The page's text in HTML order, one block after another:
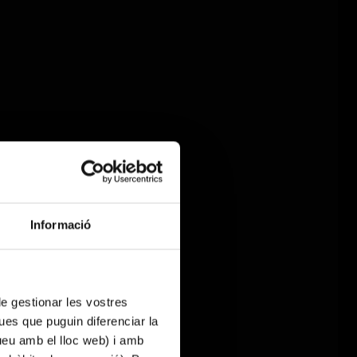
Informació
gestionar les vostres
que puguin diferenciar la
amb el lloc web) i amb